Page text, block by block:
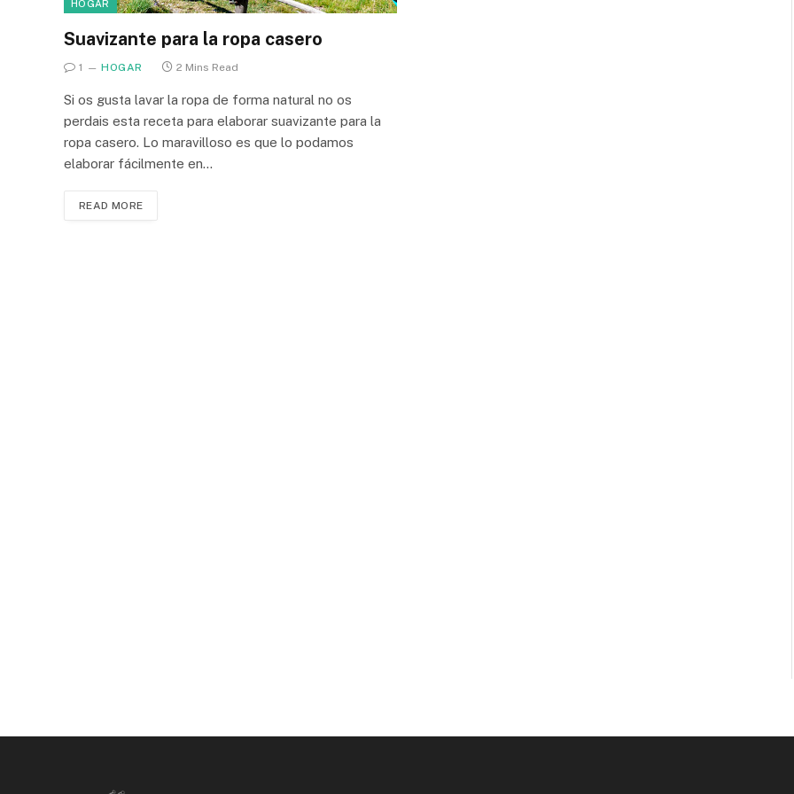
HOGAR
Suavizante para la ropa casero
1 HOGAR 2 Mins Read
Si os gusta lavar la ropa de forma natural no os
perdais esta receta para elaborar suavizante para la
ropa casero. Lo maravilloso es que lo podamos
elaborar fácilmente en…
READ MORE